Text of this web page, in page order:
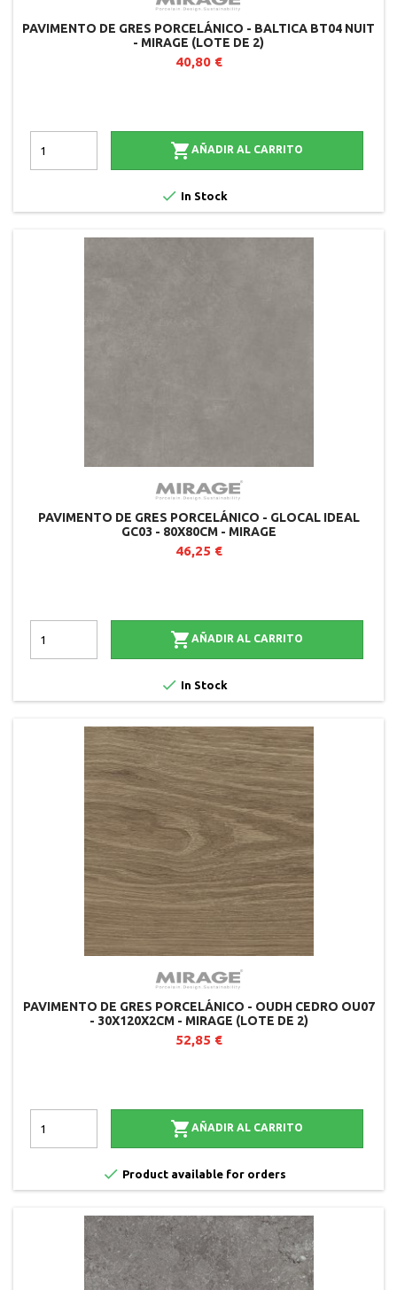
PAVIMENTO DE GRES PORCELÁNICO - BALTICA BT04 NUIT
- MIRAGE (LOTE DE 2)
40,80 €
 AÑADIR AL CARRITO
 In Stock
PAVIMENTO DE GRES PORCELÁNICO - GLOCAL IDEAL
GC03 - 80X80CM - MIRAGE
46,25 €
 AÑADIR AL CARRITO
 In Stock
PAVIMENTO DE GRES PORCELÁNICO - OUDH CEDRO OU07
- 30X120X2CM - MIRAGE (LOTE DE 2)
52,85 €
 AÑADIR AL CARRITO
 Product available for orders